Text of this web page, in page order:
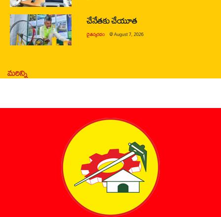
చేనేతకు చేయూత
చైతన్యరధం @August 7, 2026
మరిన్ని